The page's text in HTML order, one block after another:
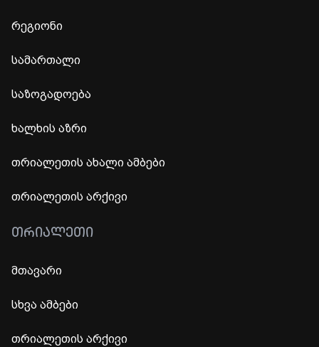
რეგიონი
სამართალი
საზოგადოება
ხალხის აზრი
თრიალეთის ახალი ამბები
თრიალეთის არქივი
ᲗᲠᲘᲐᲚᲔᲗᲘ
მთავარი
სხვა ამბები
თრიალეთის არქივი